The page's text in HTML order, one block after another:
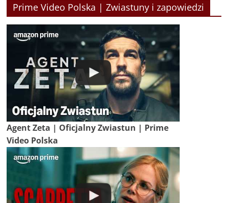
Prime Video Polska | Zwiastuny i zapowiedzi
Agent Zeta | Oficjalny Zwiastun | Prime
Video Polska